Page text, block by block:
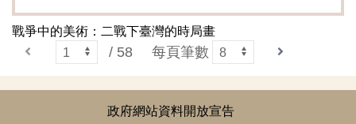
戰爭中的美術：二戰下臺灣的時局畫
/ 58 每頁筆數 下一頁
政府網站資料開放宣告